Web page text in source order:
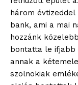
három
bank, ami a mai
hozzánk
bontatta le ifjabb
annak a
szolnokiak